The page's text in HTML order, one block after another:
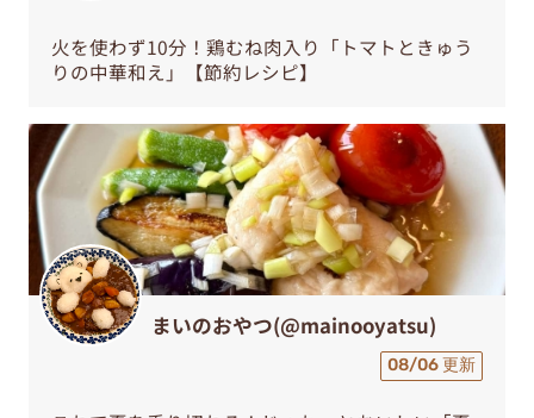
火を使わず10分！鶏むね肉入り「トマトときゅう
りの中華和え」【節約レシピ】
まいのおやつ(@mainooyatsu)
08/06 更新